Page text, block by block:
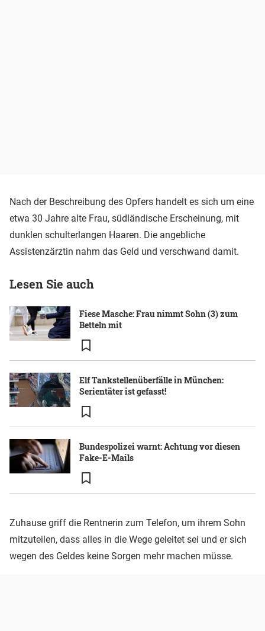
Nach der Beschreibung des Opfers handelt es sich um eine
etwa 30 Jahre alte Frau, südländische Erscheinung, mit
dunklen schulterlangen Haaren. Die angebliche
Assistenzärztin nahm das Geld und verschwand damit.
Lesen Sie auch
Fiese Masche: Frau nimmt Sohn (3) zum
Betteln mit
Elf Tankstellenüberfälle in München:
Serientäter ist gefasst!
Bundespolizei warnt: Achtung vor diesen
Fake-E-Mails
Zuhause griff die Rentnerin zum Telefon, um ihrem Sohn
mitzuteilen, dass alles in die Wege geleitet sei und er sich
wegen des Geldes keine Sorgen mehr machen müsse.